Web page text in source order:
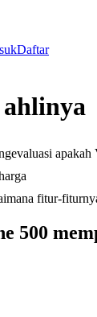
Daftar
fitur-
500